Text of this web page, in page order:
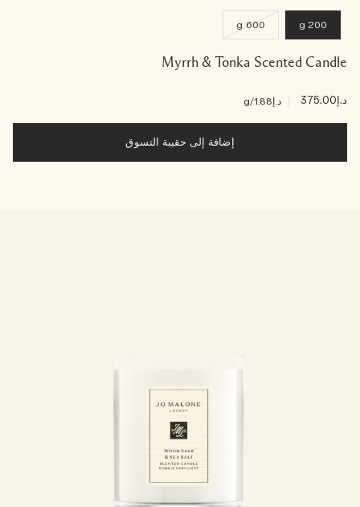
200 g
600 g
Myrrh & Tonka Scented Candle
د.إ375.00 د.إ1.88 /g
إضافة إلى حقيبة التسوق